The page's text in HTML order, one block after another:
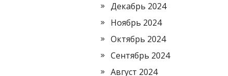
Декабрь 2024
Ноябрь 2024
Октябрь 2024
Сентябрь 2024
Август 2024